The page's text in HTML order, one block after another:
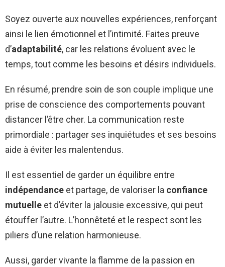
Soyez ouverte aux nouvelles expériences, renforçant
ainsi le lien émotionnel et l’intimité. Faites preuve
d’adaptabilité, car les relations évoluent avec le
temps, tout comme les besoins et désirs individuels.
En résumé, prendre soin de son couple implique une
prise de conscience des comportements pouvant
distancer l’être cher. La communication reste
primordiale : partager ses inquiétudes et ses besoins
aide à éviter les malentendus.
Il est essentiel de garder un équilibre entre
indépendance et partage, de valoriser la confiance
mutuelle et d’éviter la jalousie excessive, qui peut
étouffer l’autre. L’honnêteté et le respect sont les
piliers d’une relation harmonieuse.
Aussi, garder vivante la flamme de la passion en